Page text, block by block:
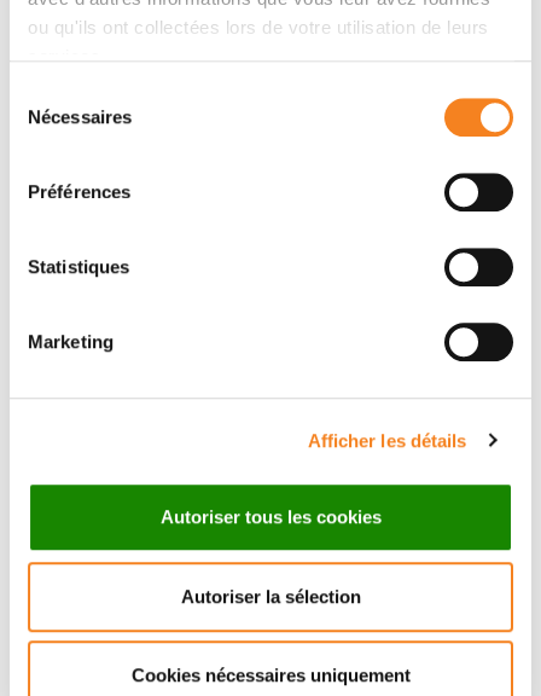
ou qu'ils ont collectées lors de votre utilisation de leurs
Nécessaires
Préférences
Statistiques
Marketing
Afficher les détails
Autoriser tous les cookies
Autoriser la sélection
Cookies nécessaires uniquement
Contactez-moi par téléphone ou en renseignant le
Message
Nom*
Prénom*